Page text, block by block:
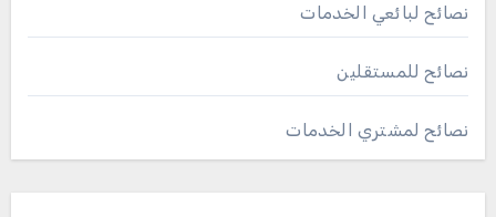
نصائح لبائعي الخدمات
نصائح للمستقلين
نصائح لمشتري الخدمات